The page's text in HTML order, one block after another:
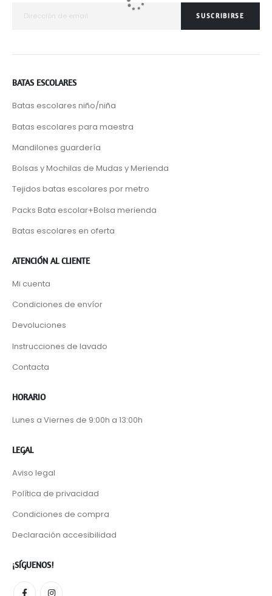
SUSCRIBIRSE
BATAS ESCOLARES
Batas escolares niño/niña
Batas escolares para maestra
Mandilones guardería
Bolsas y Mochilas de Mudas y Merienda
Tejidos batas escolares por metro
Packs Bata escolar+Bolsa merienda
Batas escolares en oferta
ATENCIÓN AL CLIENTE
Mi cuenta
Condiciones de envíor
Devoluciones
Instrucciones de lavado
Contacta
HORARIO
Lunes a Viernes de 9:00h a 13:00h
LEGAL
Aviso legal
Política de privacidad
Condiciones de compra
Declaración accesibilidad
¡SÍGUENOS!